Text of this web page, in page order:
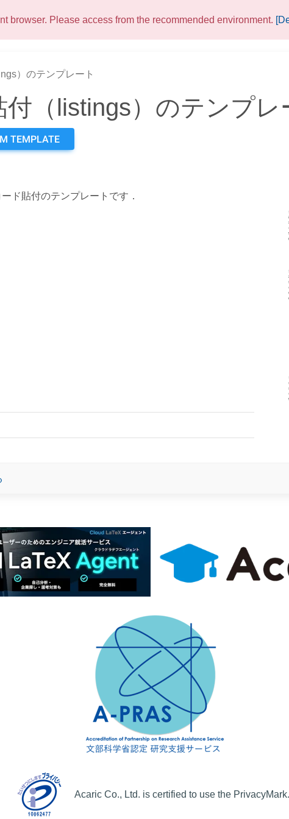
browser. Please access from the recommended environment.
）のテンプレート
（listings）のテンプレ
TEMPLATE
ド貼付のテンプレートです．
Acaric Co., Ltd. is certified to use the PrivacyMark.